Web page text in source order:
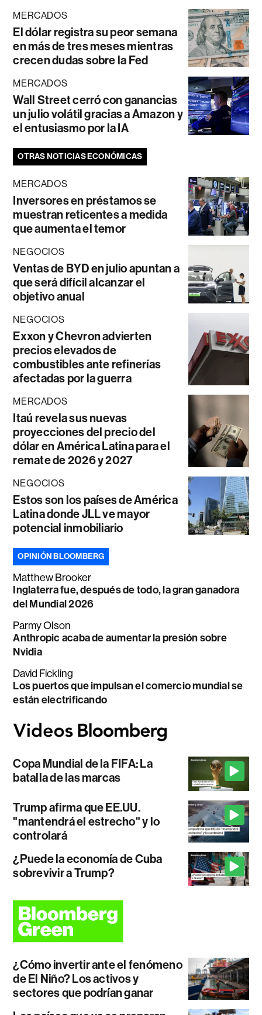
MERCADOS
El dólar registra su peor semana
en más de tres meses mientras
crecen dudas sobre la Fed
MERCADOS
Wall Street cerró con ganancias
un julio volátil gracias a Amazon y
el entusiasmo por la IA
OTRAS NOTICIAS ECONÓMICAS
MERCADOS
Inversores en préstamos se
muestran reticentes a medida
que aumenta el temor
NEGOCIOS
Ventas de BYD en julio apuntan a
que será difícil alcanzar el
objetivo anual
NEGOCIOS
Exxon y Chevron advierten
precios elevados de
combustibles ante refinerías
afectadas por la guerra
MERCADOS
Itaú revela sus nuevas
proyecciones del precio del
dólar en América Latina para el
remate de 2026 y 2027
NEGOCIOS
Estos son los países de América
Latina donde JLL ve mayor
potencial inmobiliario
OPINIÓN BLOOMBERG
Matthew Brooker
Inglaterra fue, después de todo, la gran ganadora
del Mundial 2026
Parmy Olson
Anthropic acaba de aumentar la presión sobre
Nvidia
David Fickling
Los puertos que impulsan el comercio mundial se
están electrificando
Copa Mundial de la FIFA: La
batalla de las marcas
Trump afirma que EE.UU.
"mantendrá el estrecho" y lo
controlará
¿Puede la economía de Cuba
sobrevivir a Trump?
¿Cómo invertir ante el fenómeno
de El Niño? Los activos y
sectores que podrían ganar